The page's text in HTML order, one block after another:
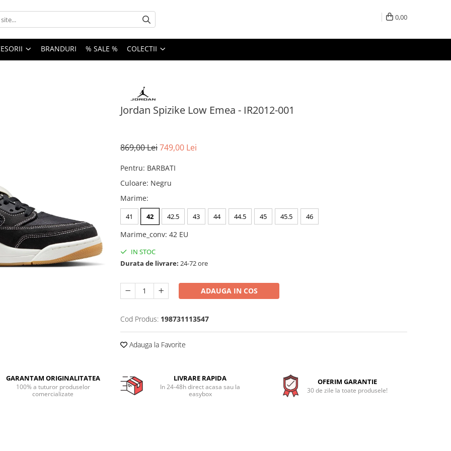
0,00
BRANDURI % SALE % COLECTII
Jordan Spizike Low Emea - IR2012-001
869,00 Lei749,00 Lei
Pentru: BARBATI
Culoare: Negru
Marime:
41 42 42.5 43 44 44.5 45 45.5 46
Marime_conv: 42 EU
IN STOC
Durata de livrare: 24-72 ore
ADAUGA IN COS
Cod Produs: 198731113547
Adauga la Favorite
GARANTAM ORIGINALITATEA
100% a tuturor produselor
comercializate
LIVRARE RAPIDA
In 24-48h direct acasa sau la
easybox
OFERIM GARANTIE
30 de zile la toate produsele!